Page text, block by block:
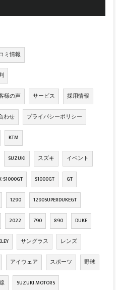
ミ情報
様の声 サービス 採用情報
わせ プライバシーポリシー
KTM
SUZUKI スズキ イベント
S1000GT S1000GT GT
1290 1290SUPERDUKEGT
2022 790 890 DUKE
サングラス レンズ
アイウェア スポーツ 野球
SUZUKI MOTORS